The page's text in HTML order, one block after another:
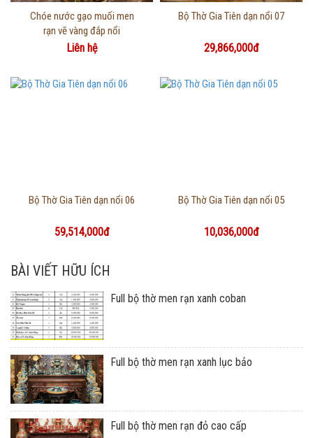
Thông tin chi tiết
Chóe nước gạo muối men
rạn vẽ vàng đắp nổi
Liên hệ
Thông tin chi tiết
Bộ Thờ Gia Tiên dạn nổi 07
29,866,000đ
Thông tin chi tiết
Bộ Thờ Gia Tiên dạn nổi 06
59,514,000đ
Thông tin chi tiết
Bộ Thờ Gia Tiên dạn nổi 05
10,036,000đ
BÀI VIẾT HỮU ÍCH
Full bộ thờ men rạn xanh coban
Full bộ thờ men rạn xanh lục bảo
Full bộ thờ men rạn đỏ cao cấp